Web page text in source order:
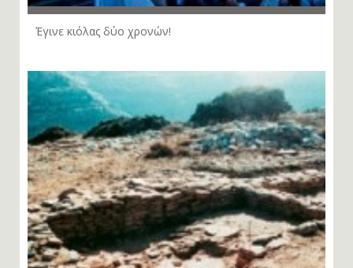
Έγινε κιόλας δύο χρονών!